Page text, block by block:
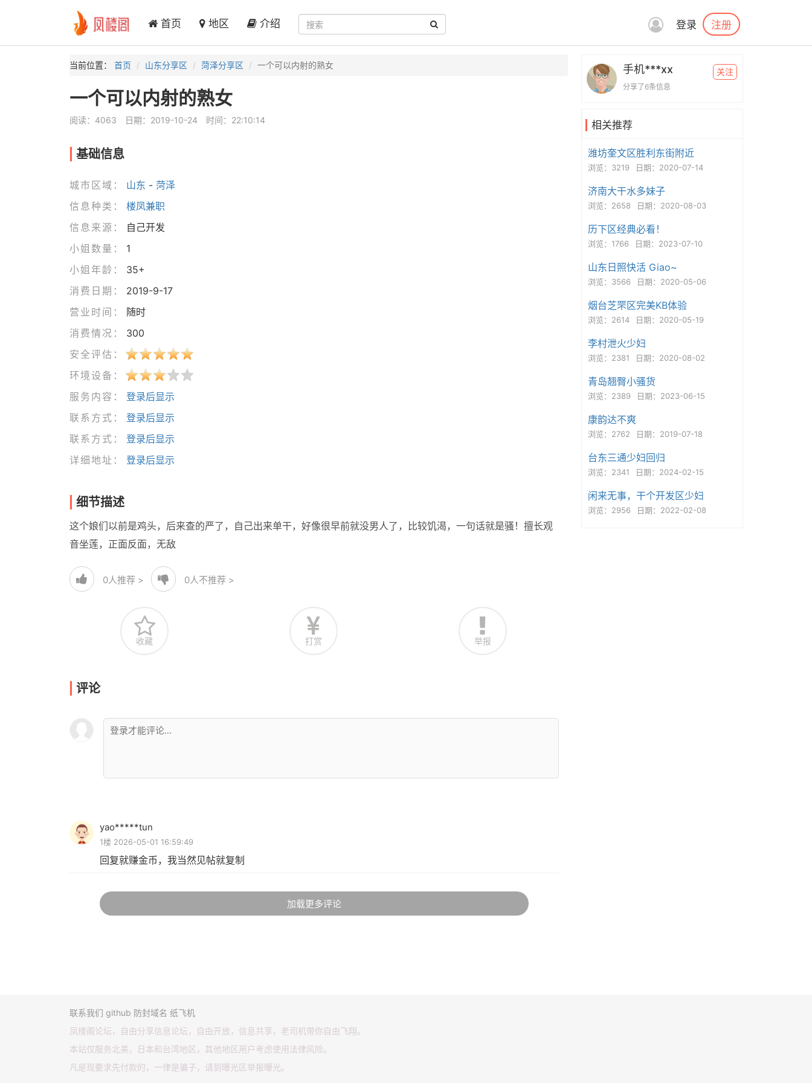
首页 地区 介绍 登录 注册
当前位置： 首页 山东分享区 菏泽分享区 一个可以内射的熟女
一个可以内射的熟女
阅读：4063 日期：2019-10-24 时间：22:10:14
基础信息
城市区域： 山东 - 菏泽
信息种类：
楼凤兼职
信息来源：
自己开发
小姐数量：
1
小姐年龄：
35+
消费日期：
2019-9-17
营业时间：
随时
消费情况：
300
安全评估：
环境设备：
服务内容：
登录后显示
联系方式：
登录后显示
联系方式：
登录后显示
详细地址：
登录后显示
细节描述
这个娘们以前是鸡头，后来查的严了，自己出来单干，好像很早前就没男人了，比较饥渴，一句话就是骚！擅长观
音坐莲，正面反面，无敌
0人推荐 > 0人不推荐 >
收藏 打赏 举报
评论
yao*****tun
1楼 2026-05-01 16:59:49
回复就赚金币，我当然见帖就复制
加载更多评论
手机***xx
分享了6条信息
关注
相关推荐
潍坊奎文区胜利东街附近
浏览：3219 日期：2020-07-14
济南大干水多妹子
浏览：2658 日期：2020-08-03
历下区经典必看！
浏览：1766 日期：2023-07-10
山东日照快活 Giao~
浏览：3566 日期：2020-05-06
烟台芝罘区完美KB体验
浏览：2614 日期：2020-05-19
李村泄火少妇
浏览：2381 日期：2020-08-02
青岛翘臀小骚货
浏览：2389 日期：2023-06-15
康韵达不爽
浏览：2762 日期：2019-07-18
台东三通少妇回归
浏览：2341 日期：2024-02-15
闲来无事，干个开发区少妇
浏览：2956 日期：2022-02-08
联系我们 github 防封域名 纸飞机
凤楼阁论坛，自由分享信息论坛，自由开放，信息共享，老司机带你自由飞翔。
本站仅服务北美，日本和台湾地区，其他地区用户考虑使用法律风险。
凡是现要求先付款的，一律是骗子，请到曝光区举报曝光。